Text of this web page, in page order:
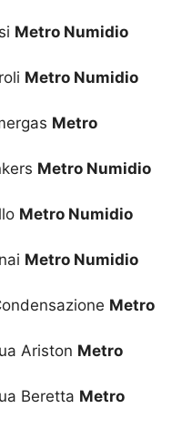
Metro Numidio
Metro Numidio
Metro
Metro Numidio
Metro Numidio
Metro Numidio
Metro
Ariston Metro
Beretta Metro